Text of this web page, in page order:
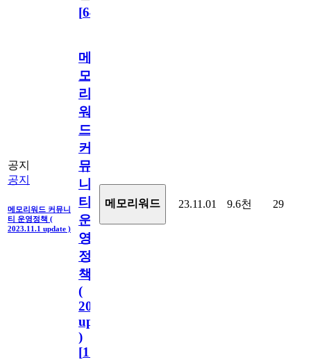
[64
공지
공지
메모리워드 커뮤니
티 운영정책 (
2023.11.1 update )
메
모
리
워
드
커
뮤
니
티
운
영
정
책
(
2023.11.1
update
)
[110
메모리워드 23.11.01 9.6천 29